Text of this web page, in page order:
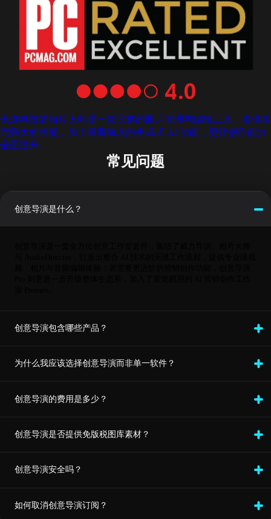
讯连科技的相片大师是一款完整的照片管理与编辑工具，提供多
元强大的功能，加上最新加入的生成式 AI 功能，更让创作能力
全面提升。
常见问题
创意导演是什么？
创意导演包含哪些产品？
为什么我应该选择创意导演而非单一软件？
创意导演的费用是多少？
创意导演是否提供免版税图库素材？
创意导演安全吗？
如何取消创意导演订阅？